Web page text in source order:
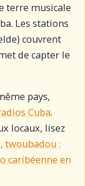
terre musicale
Les stations
couvrent
de capter le
pays,
Cuba.
locaux, lisez
twoubadou :
caribéenne en